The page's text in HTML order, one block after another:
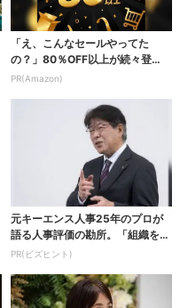
「え、こんなセールやってた
の？」80％OFF以上が続々登
場！Amazonの本気が...
PR(Amazon)
元キーエンス人事25年のプロが
語る人事評価の勘所。「組織を腐
らせるNG評価」とは...
PR(ビズヒント)